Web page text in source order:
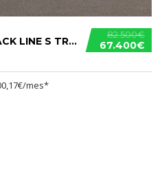
82.500€
67.400€
AUDI Q5 SPORTBACK BLACK LINE S TRONIC TFSI
mes*